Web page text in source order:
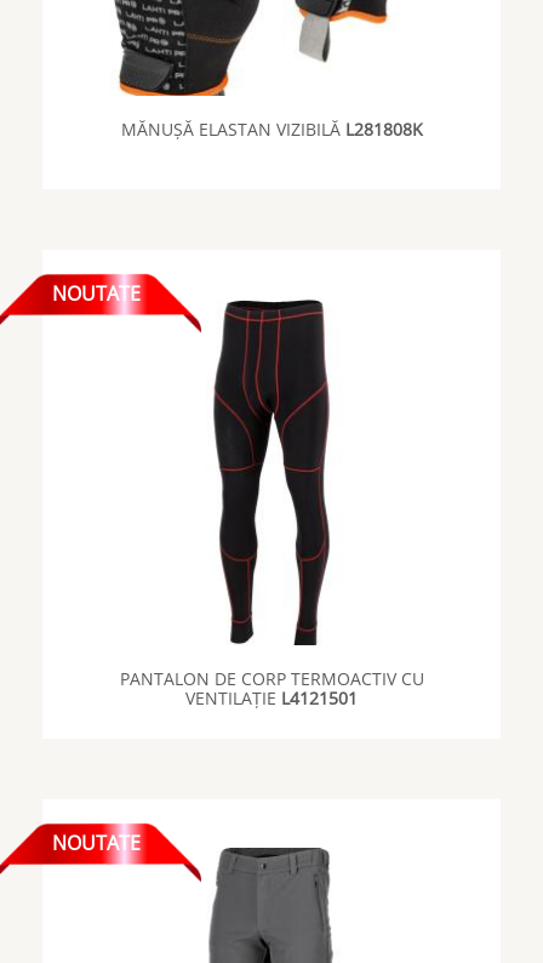
MĂNUȘĂ ELASTAN VIZIBILĂ L281808K
NOUTATE
PANTALON DE CORP TERMOACTIV CU
VENTILAȚIE L4121501
NOUTATE